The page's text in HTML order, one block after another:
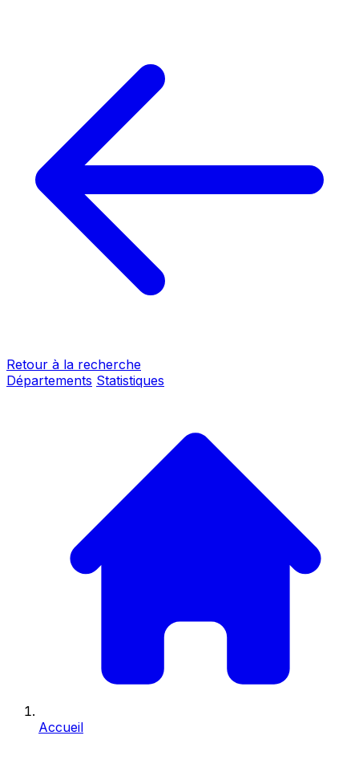
Retour à la recherche
Départements Statistiques
Accueil